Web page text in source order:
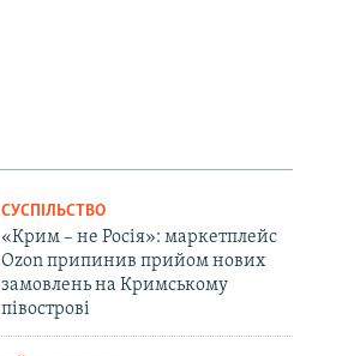
СУСПІЛЬСТВО
«Крим – не Росія»: маркетплейс
Ozon припинив прийом нових
замовлень на Кримському
півострові